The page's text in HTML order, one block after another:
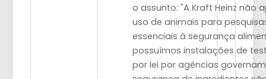
o assunto: "A Kraft Heinz não
uso de animais para
essenciais à segurança
possuímos instalações de
por lei por agências